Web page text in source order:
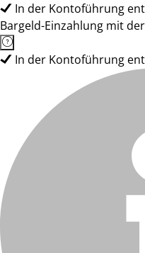
In der Kontoführung
Bargeld-Einzahlung mit
In der Kontoführung